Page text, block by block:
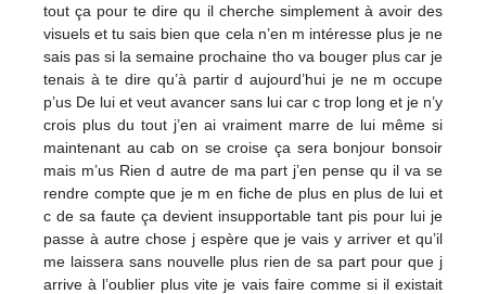
tout ça pour te dire qu il cherche simplement à avoir des
visuels et tu sais bien que cela n’en m intéresse plus je ne
sais pas si la semaine prochaine tho va bouger plus car je
tenais à te dire qu’à partir d aujourd’hui je ne m occupe
p’us De lui et veut avancer sans lui car c trop long et je n’y
crois plus du tout j’en ai vraiment marre de lui même si
maintenant au cab on se croise ça sera bonjour bonsoir
mais m’us Rien d autre de ma part j’en pense qu il va se
rendre compte que je m en fiche de plus en plus de lui et
c de sa faute ça devient insupportable tant pis pour lui je
passe à autre chose j espère que je vais y arriver et qu’il
me laissera sans nouvelle plus rien de sa part pour que j
arrive à l’oublier plus vite je vais faire comme si il existait